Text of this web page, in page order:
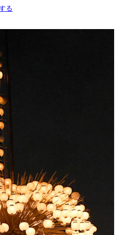
る
用いただけます。ただし、トリミ
布・公開する場合は、同じライセ
ください。クレジット表記は必須
れます。